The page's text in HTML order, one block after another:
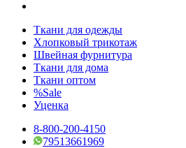
Ткани для одежды
Хлопковый трикотаж
Швейная фурнитура
Ткани для дома
Ткани оптом
%Sale
Уценка
8-800-200-4150
79513661969